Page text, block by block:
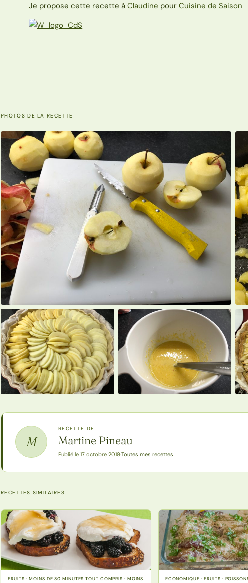
Je propose cette recette àClaudine pourCuisine de Saison
PHOTOS DE LA RECETTE
M
RECETTE DE
Martine Pineau
Publié le 17 octobre 2019·Toutes mes recettes
RECETTES SIMILAIRES
FRUITS · MOINS DE 30 MINUTES TOUT COMPRIS · MOINS
ECONOMIQUE · FRUITS ·